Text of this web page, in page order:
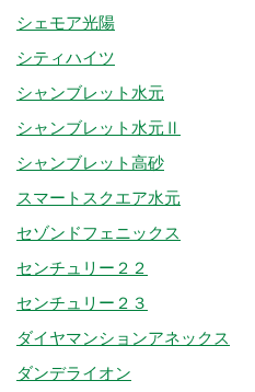
シェモア光陽
シティハイツ
シャンブレット水元
シャンブレット水元Ⅱ
シャンブレット高砂
スマートスクエア水元
セゾンドフェニックス
センチュリー２２
センチュリー２３
ダイヤマンションアネックス
ダンデライオン